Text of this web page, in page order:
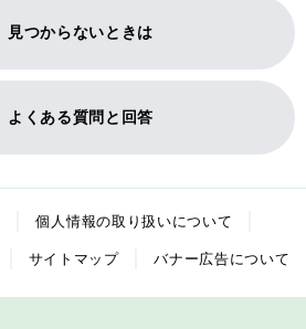
見つからないときは
よくある質問と回答
個人情報の取り扱いについて
サイトマップ バナー広告について